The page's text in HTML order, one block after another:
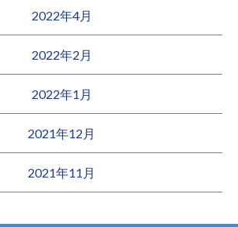
2022年4月
2022年2月
2022年1月
2021年12月
2021年11月